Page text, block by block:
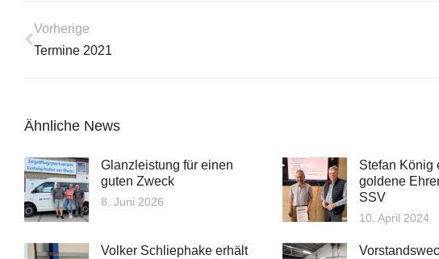
Vorherige
Termine 2021
Ähnliche News
Glanzleistung für einen
guten Zweck
8. Juni 2026
Stefan König
goldene
SSV
10. April 2024
Volker Schliephake erhält